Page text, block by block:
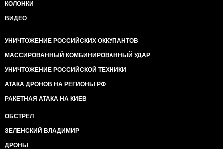
КОЛОНКИ
ВИДЕО
УНИЧТОЖЕНИЕ РОССИЙСКИХ ОККУПАНТОВ
МАССИРОВАННЫЙ КОМБИНИРОВАННЫЙ УДАР
УНИЧТОЖЕНИЕ РОССИЙСКОЙ ТЕХНИКИ
АТАКА ДРОНОВ НА РЕГИОНЫ РФ
РАКЕТНАЯ АТАКА НА КИЕВ
ОБСТРЕЛ
ЗЕЛЕНСКИЙ ВЛАДИМИР
ДРОНЫ